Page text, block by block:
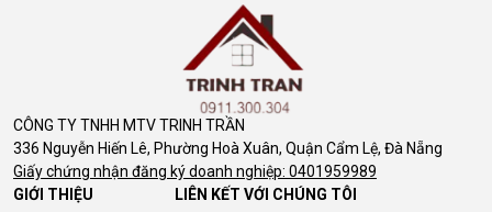
CÔNG TY TNHH MTV TRINH TRẦN
336 Nguyễn Hiến Lê, Phường Hoà Xuân, Quận Cẩm Lệ, Đà Nẵng
Giấy chứng nhận đăng ký doanh nghiệp: 0401959989
GIỚI THIỆU
LIÊN KẾT VỚI CHÚNG TÔI